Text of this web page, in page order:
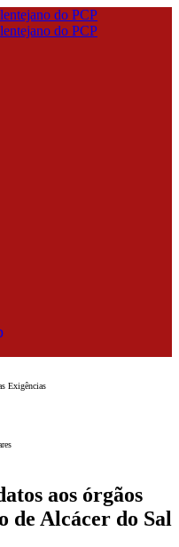
Exigências
aos órgãos
de Alcácer do Sal